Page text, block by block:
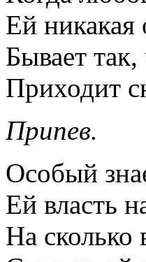
Ей никакая
Бывает
Приходит
Припев.
Особый
Ей власть
На сколько